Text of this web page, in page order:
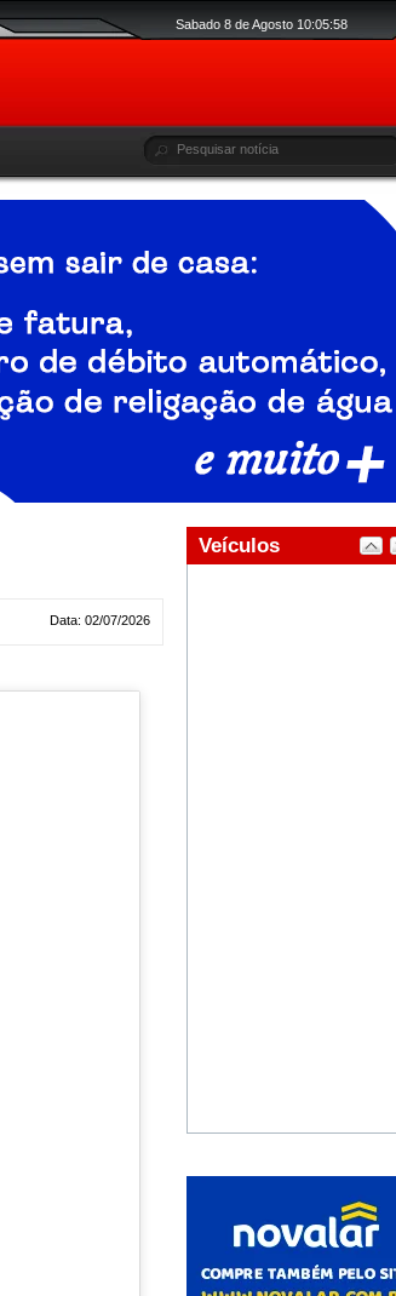
Sabado 8 de Agosto 10:05:59
Data: 02/07/2026